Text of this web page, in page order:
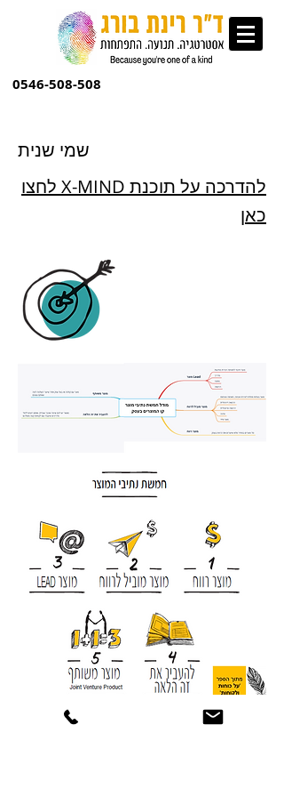
0546-508-508
שמי שנית
להדרכה על תוכנת X-MIND לחצו
כאן
www.rinatburg.co.il | מוזמנים ליצור קשר: